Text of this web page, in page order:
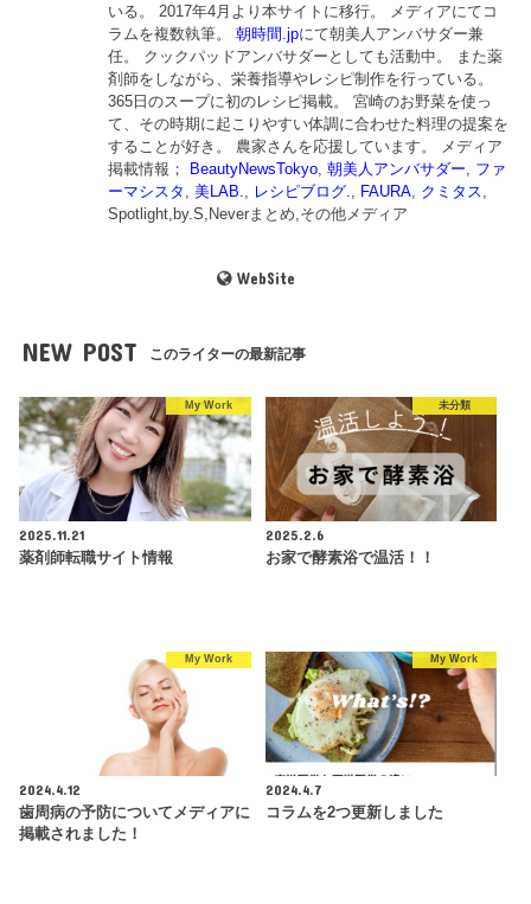
いる。 2017年4月より本サイトに移行。 メディアにてコ
ラムを複数執筆。朝時間.jpにて朝美人アンバサダー兼
任。 クックパッドアンバサダーとしても活動中。 また薬
剤師をしながら、栄養指導やレシピ制作を行っている。
365日のスープに初のレシピ掲載。 宮崎のお野菜を使っ
て、その時期に起こりやすい体調に合わせた料理の提案を
することが好き。 農家さんを応援しています。 メディア
掲載情報； BeautyNewsTokyo ,朝美人アンバサダー
ファ
ーマシスタ
,美LAB. レシピブログ. FAURA クミタス
Spotlight,by.S,Neverまとめ,その他メディア
WebSite
NEW POST このライターの最新記事
My Work
2025.11.21
薬剤師転職サイト情報
未分類
2025.2.6
お家で酵素浴で温活！！
My Work
2024.4.12
歯周病の予防についてメディアに
掲載されました！
My Work
2024.4.7
コラムを2つ更新しました